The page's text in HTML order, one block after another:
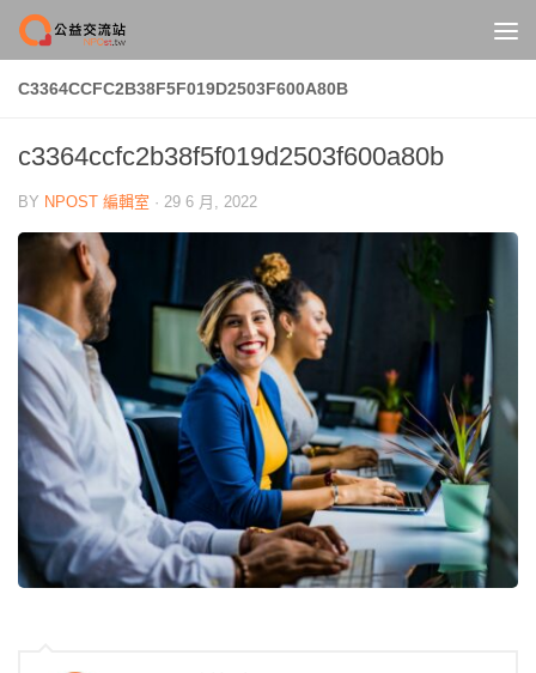
Skip to content
C3364CCFC2B38F5F019D2503F600A80B
c3364ccfc2b38f5f019d2503f600a80b
BY NPOST 編輯室 · 29 6 月, 2022